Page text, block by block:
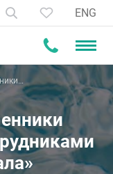
ENG